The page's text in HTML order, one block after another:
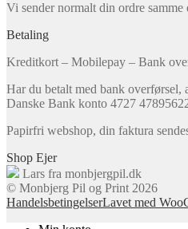
Vi sender normalt din ordre samme
Betaling
Kreditkort – Mobilepay – Bank
Har du betalt med bank overførsel,
Danske Bank konto 4727
Papirfri webshop, din faktura
Shop Ejer
Lars fra monbjergpil.dk
© Monbjerg Pil og Print 2026
HandelsbetingelserLavet med